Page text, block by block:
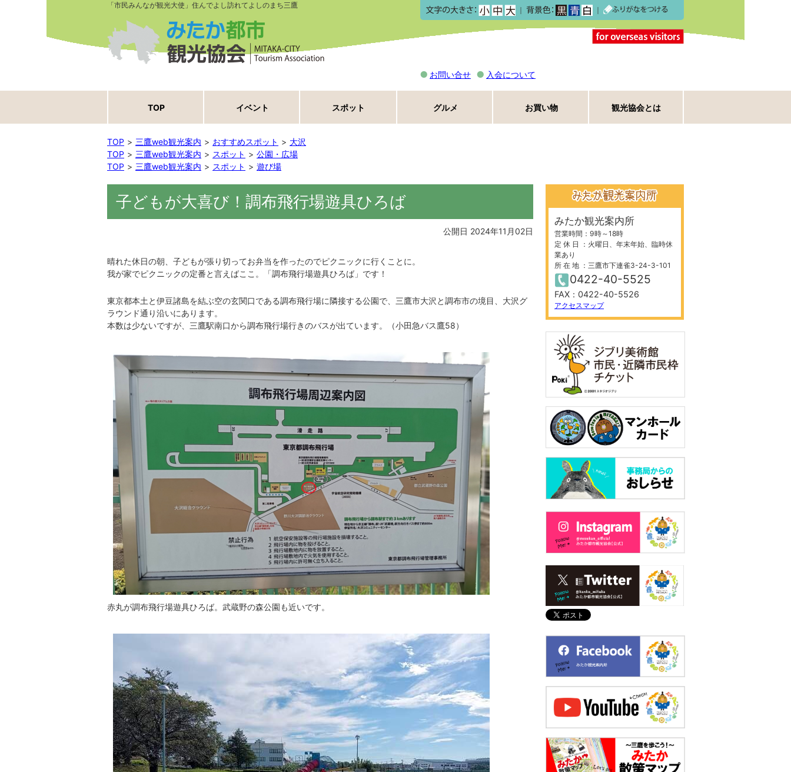
「市民みんなが観光大使」住んでよし訪れてよしのまち三鷹
｜ ｜
お問い合せ 入会について
TOP イベント スポット グルメ お買い物 観光協会とは
TOP 三鷹web観光案内 おすすめスポット
大沢
TOP
三鷹web観光案内 スポット
公園・広場
TOP
三鷹web観光案内 スポット 遊び場
子どもが大喜び！調布飛行場遊具ひろば
公開日 2024年11月02日
晴れた休日の朝、子どもが張り切ってお弁当を作ったのでピクニックに行くことに。
我が家でピクニックの定番と言えばここ。「調布飛行場遊具ひろば」です！
東京都本土と伊豆諸島を結ぶ空の玄関口である調布飛行場に隣接する公園で、三鷹市大沢と調布市の境目、大沢グ
ラウンド通り沿いにあります。
本数は少ないですが、三鷹駅南口から調布飛行場行きのバスが出ています。（小田急バス鷹58）
赤丸が調布飛行場遊具ひろば。武蔵野の森公園も近いです。
みたか観光案内所
営業時間：9時～18時
定 休 日 ：火曜日、年末年始、臨時休
業あり
所 在 地 ：三鷹市下連雀3-24-3-101
0422-40-5525
FAX：0422-40-5526
アクセスマップ